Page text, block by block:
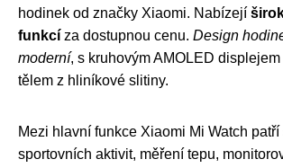
hodinek od značky Xiaomi. Nabízejí
funkcí za dostupnou cenu. Design
moderní, s kruhovým AMOLED
tělem z hliníkové slitiny.
Mezi hlavní funkce Xiaomi Mi Watch
sportovních aktivit, měření tepu,